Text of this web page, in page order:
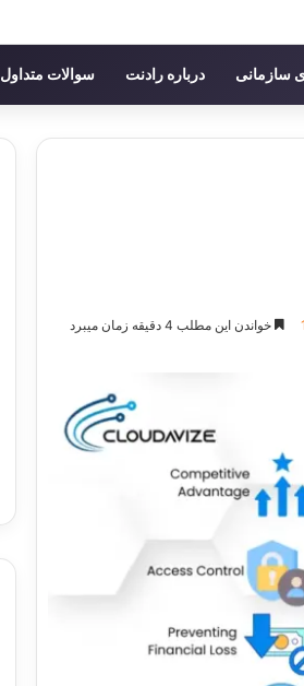
سازمانی درباره رادنت سوالات متداول
خواندن این مطلب 4 دقیقه زمان میبرد